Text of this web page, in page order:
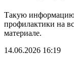
Такую информацию
профилактики на
материале.
14.06.2026 16:19